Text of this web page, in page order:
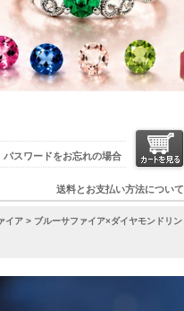
パスワードをお忘れの場合
送料とお支払い方法について
イア > ブルーサファイア×ダイヤモンドリン